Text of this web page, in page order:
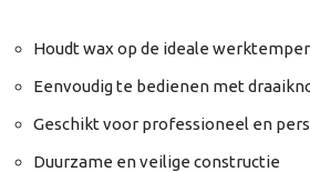
Houdt wax op de ideale
Eenvoudig te bedienen met
Geschikt voor professioneel en
Duurzame en veilige constructie